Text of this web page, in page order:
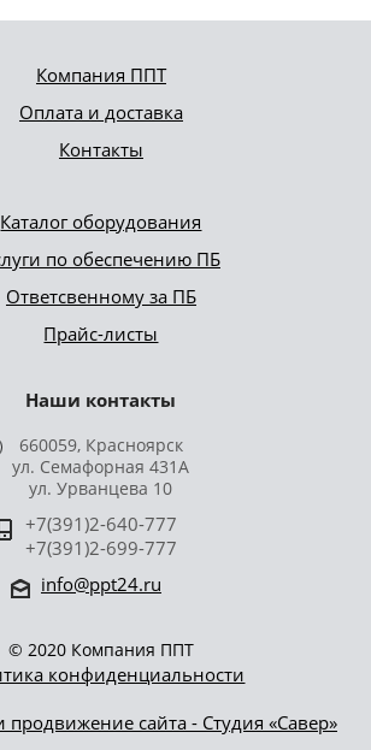
Компания ППТ
Оплата и доставка
Контакты
Каталог оборудования
по обеспечению ПБ
Ответсвенному за ПБ
Прайс-листы
Наши контакты
660059, Красноярск
ул. Семафорная 431А
ул. Урванцева 10
+7(391)2-640-777
+7(391)2-699-777
info@ppt24.ru
© 2020 Компания ППТ
конфиденциальности
продвижение сайта - Студия «Савер»